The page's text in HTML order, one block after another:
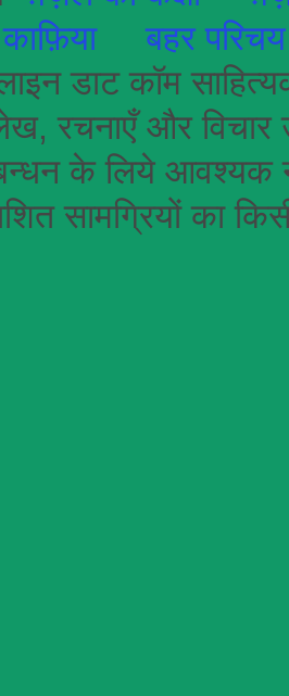
काफ़िया
बहर
डाट कॉम
रचनाएँ और विचार
के लिये आवश्यक
सामग्रियों का